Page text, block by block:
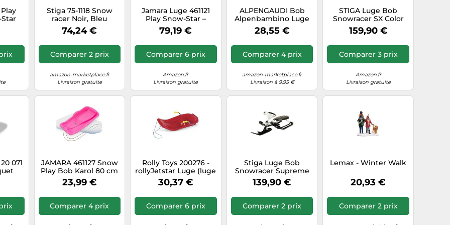
en
Stiga 75-1118 Snow
racer Noir, Bleu
Aluminium, Métal,
Plastique
74,24 €
Comparer 2 prix
amazon-marketplace.fr
Livraison gratuite
Jamara Luge 461121
Play Snow-Star –
patins métal, corde
avec poignée,
Bleu
79,19 €
Comparer 6 prix
Amazon.fr
Livraison gratuite
ALPENGAUDI Bob
Alpenbambino Luge
Blau One Size
28,55 €
Comparer 4 prix
amazon-marketplace.fr
Livraison à 9,95 €
STIGA Luge Bob
Snowracer SX Color
Pro Luge Bobsleigh
avec Volant et Frein
159,90 €
Comparer 3 prix
Amazon.fr
Livraison gratuite
071
JAMARA 461127 Snow
Play Bob Karol 80 cm
en Plastique, Corde à
Tirer, Poids léger,
Moins de 1 kg,
Construction
aérodynamique, Rose
23,99 €
Comparer 4 prix
Rolly Toys 200276 -
rollyJetstar Luge (luge
pour enfants, 2 freins
métalliques, coque en
plastique, siège
ergonomique, à partir
de 3 ans)
30,37 €
Comparer 6 prix
Stiga Luge Bob
Snowracer Supreme
GT Luge Bobsleigh
avec Volant et Frein,
noir/blanc
139,90 €
Comparer 2 prix
Lemax - Winter Walk
20,93 €
Comparer 2 prix